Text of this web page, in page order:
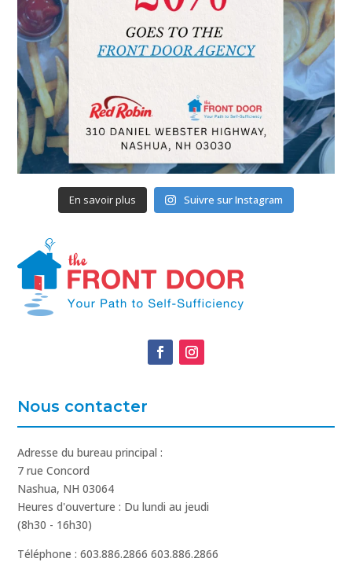
En savoir plus Suivre sur Instagram
Nous contacter
Adresse du bureau principal :
7 rue Concord
Nashua, NH 03064
Heures d'ouverture : Du lundi au jeudi
(8h30 - 16h30)
Téléphone : 603.886.2866 603.886.2866